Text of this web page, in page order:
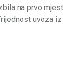
na prvo
uvoza iz